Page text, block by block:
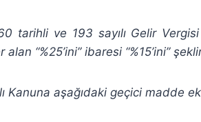
tarihli ve 193 sayılı Gelir
alan “%25’ini” ibaresi “%15’ini”
Kanuna aşağıdaki geçici madde